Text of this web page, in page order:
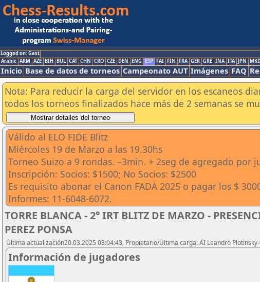
Logged on: Gast
Arabic ARM AZE BIH BUL CAT CHN CRO CZE DEN ENG ESP FAI FIN FRA GER GRE INA ITA JPN
Inicio Base de datos de torneos Campeonato AUT Imágenes FAQ
Nota: Para reducir la carga del servidor en los escaneos
todos los torneos finalizados hace más de 2 semanas se
Válido al ELO FIDE Blitz
Miércoles 19 de Marzo a las 19.30hs
Torneo Suizo a 9 rondas. –3min. + 2seg de agregado por
Inscripción: Socios: $1500; No Socios: $2500
Es requisito abonar el Canon FADA 2025 o pagar los $
Informes: 11-6048-6072.
TORRE BLANCA - 2° IRT BLITZ DE MARZO -
PEREZ PONSA
Última actualización20.03.2025 03:04:43, Propietario/Última carga: AI Leandro
Información de jugadores